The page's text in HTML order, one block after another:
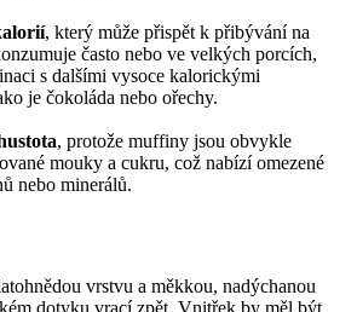
, který může přispět k přibývání na
často nebo ve velkých porcích,
s dalšími vysoce kalorickými
je čokoláda nebo ořechy.
, protože muffiny jsou obvykle
mouky a cukru, což nabízí omezené
nebo minerálů.
vrstvu a měkkou, nadýchanou